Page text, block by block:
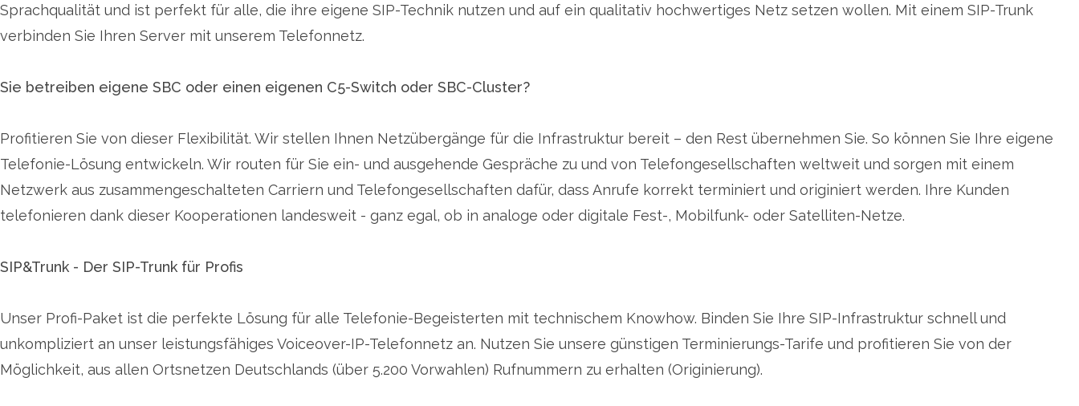
Sprachqualität und ist perfekt für alle, die ihre eigene SIP-Technik nutzen und auf ein qualitativ hochwertiges Netz setzen wollen. Mit einem SIP-Trunk
verbinden Sie Ihren Server mit unserem Telefonnetz.
Sie betreiben eigene SBC oder einen eigenen C5-Switch oder SBC-Cluster?
Profitieren Sie von dieser Flexibilität. Wir stellen Ihnen Netzübergänge für die Infrastruktur bereit – den Rest übernehmen Sie. So können Sie Ihre eigene
Telefonie-Lösung entwickeln. Wir routen für Sie ein- und ausgehende Gespräche zu und von Telefongesellschaften weltweit und sorgen mit einem
Netzwerk aus zusammengeschalteten Carriern und Telefongesellschaften dafür, dass Anrufe korrekt terminiert und originiert werden. Ihre Kunden
telefonieren dank dieser Kooperationen landesweit - ganz egal, ob in analoge oder digitale Fest-, Mobilfunk- oder Satelliten-Netze.
SIP&Trunk - Der SIP-Trunk für Profis
Unser Profi-Paket ist die perfekte Lösung für alle Telefonie-Begeisterten mit technischem Knowhow. Binden Sie Ihre SIP-Infrastruktur schnell und
unkompliziert an unser leistungsfähiges Voiceover-IP-Telefonnetz an. Nutzen Sie unsere günstigen Terminierungs-Tarife und profitieren Sie von der
Möglichkeit, aus allen Ortsnetzen Deutschlands (über 5.200 Vorwahlen) Rufnummern zu erhalten (Originierung).